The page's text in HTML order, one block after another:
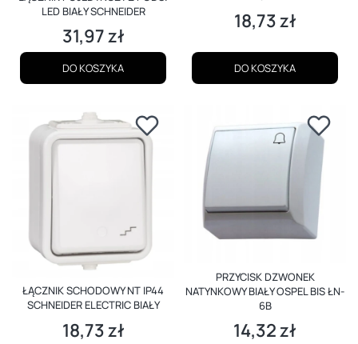
LED BIAŁY SCHNEIDER
Cena
31,97 zł
DO KOSZYKA
Cena
18,73 zł
DO KOSZYKA
ŁĄCZNIK SCHODOWY NT IP44
SCHNEIDER ELECTRIC BIAŁY
Cena
18,73 zł
PRZYCISK DZWONEK
NATYNKOWY BIAŁY OSPEL BIS ŁN-
6B
Cena
14,32 zł